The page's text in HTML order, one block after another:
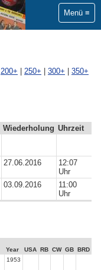
Menü
200+ 250+ 300+
350+
Wiederholung Uhrzeit
27.06.2016
12:07
Uhr
03.09.2016
11:00
Uhr
Year USA RB CW GB BRD
1953